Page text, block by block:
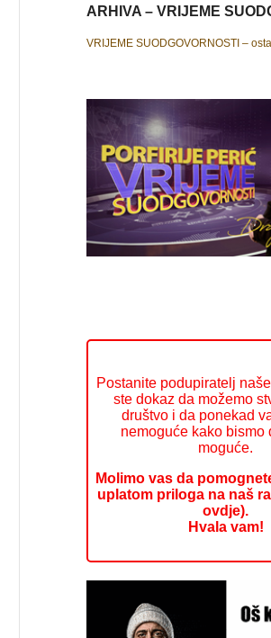
ARHIVA – VRIJEME
VRIJEME SUODGOVORNOSTI –
Postanite podupiratelj
ste dokaz da možemo
društvo i da ponekad
nemoguće kako bismo
moguće.
Molimo vas da
uplatom priloga na naš
ovdje).
Hvala vam!